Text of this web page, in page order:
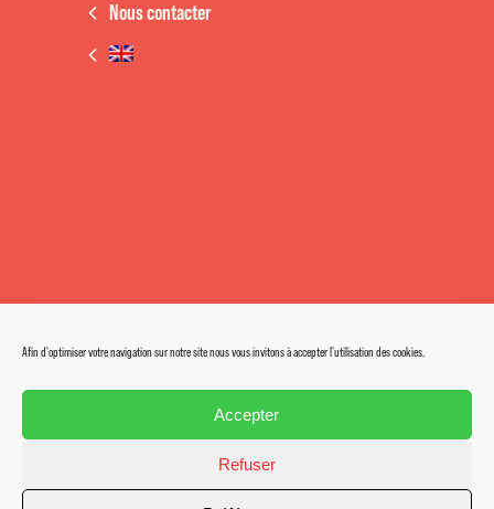
Afin d'optimiser votre navigation sur notre site nous vous invitons à accepter l'utilisation des cookies.
Accepter
Refuser
Nous contacter